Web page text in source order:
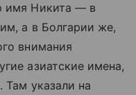
имя Никита — в
а в Болгарии же,
внимания
азиатские имена,
Там указали на